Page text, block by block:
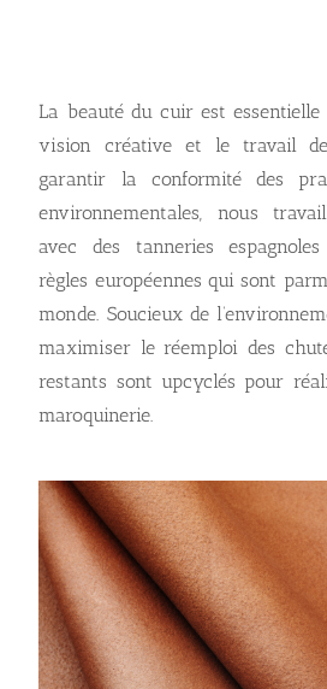
La beauté du cuir est
vision créative et le travail
garantir la conformité des
environnementales, nous
avec des tanneries
règles européennes qui sont
monde. Soucieux de
maximiser le réemploi des
restants sont upcyclés pour
maroquinerie.